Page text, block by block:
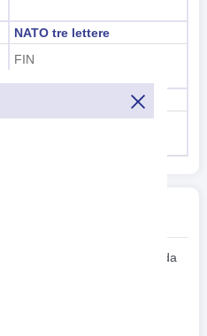
NATO tre lettere
FIN
di chiamare l'Finlandia da
dell'Finlandia 358 viene
internazionale
prefisso.